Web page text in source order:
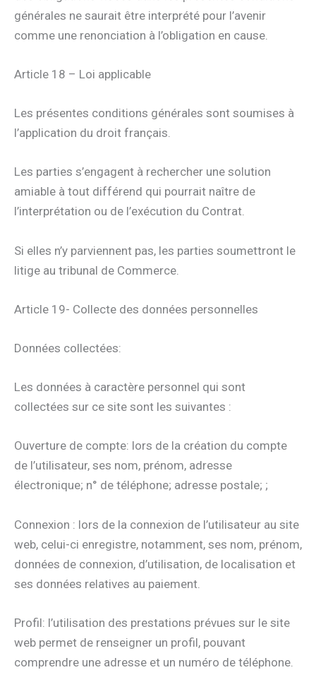
générales ne saurait être interprété pour l’avenir
comme une renonciation à l’obligation en cause.
Article 18 – Loi applicable
Les présentes conditions générales sont soumises à
l’application du droit français.
Les parties s’engagent à rechercher une solution
amiable à tout différend qui pourrait naître de
l’interprétation ou de l’exécution du Contrat.
Si elles n’y parviennent pas, les parties soumettront le
litige au tribunal de Commerce.
Article 19- Collecte des données personnelles
Données collectées:
Les données à caractère personnel qui sont
collectées sur ce site sont les suivantes :
Ouverture de compte: lors de la création du compte
de l’utilisateur, ses nom, prénom, adresse
électronique; n° de téléphone; adresse postale; ;
Connexion : lors de la connexion de l’utilisateur au site
web, celui-ci enregistre, notamment, ses nom, prénom,
données de connexion, d’utilisation, de localisation et
ses données relatives au paiement.
Profil: l’utilisation des prestations prévues sur le site
web permet de renseigner un profil, pouvant
comprendre une adresse et un numéro de téléphone.